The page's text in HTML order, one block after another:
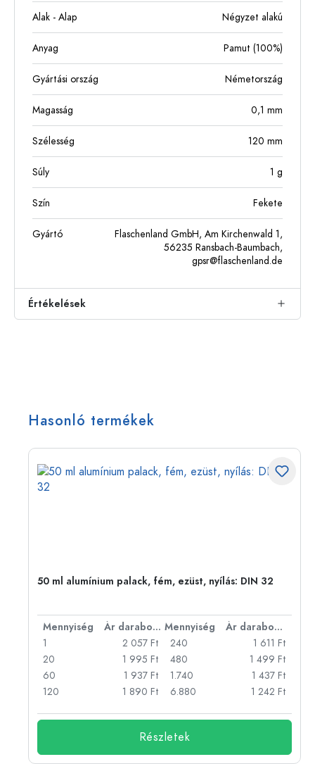
Alak - Alap Négyzet alakú
Anyag Pamut (100%)
Gyártási ország Németország
Magasság 0,1 mm
Szélesség 120 mm
Súly 1 g
Szín Fekete
Gyártó
Flaschenland GmbH, Am Kirchenwald 1,
56235 Ransbach-Baumbach,
gpsr@flaschenland.de
Értékelések
Hasonló termékek
50 ml alumínium palack, fém, ezüst, nyílás: DIN 32
Mennyiség Ár darabonként Mennyiség
Ár darabonként
1
2 057 Ft
20
1 995 Ft
60
1 937 Ft
120
1 890 Ft
240
1 611 Ft
480
1 499 Ft
1.740
1 437 Ft
6.880
1 242 Ft
Részletek